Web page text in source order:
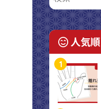
人気順
1